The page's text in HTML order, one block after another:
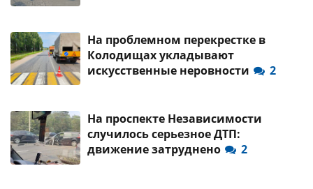
На проблемном перекрестке в
Колодищах укладывают
искусственные неровности
2
На проспекте Независимости
случилось серьезное ДТП:
движение затруднено
2